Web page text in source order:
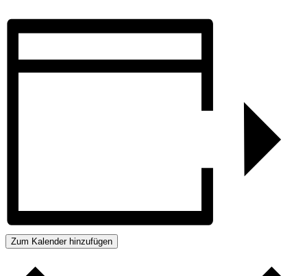
Zum Kalender hinzufügen